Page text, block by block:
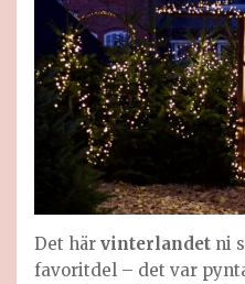
Det här vinterlandet ni
favoritdel – det var